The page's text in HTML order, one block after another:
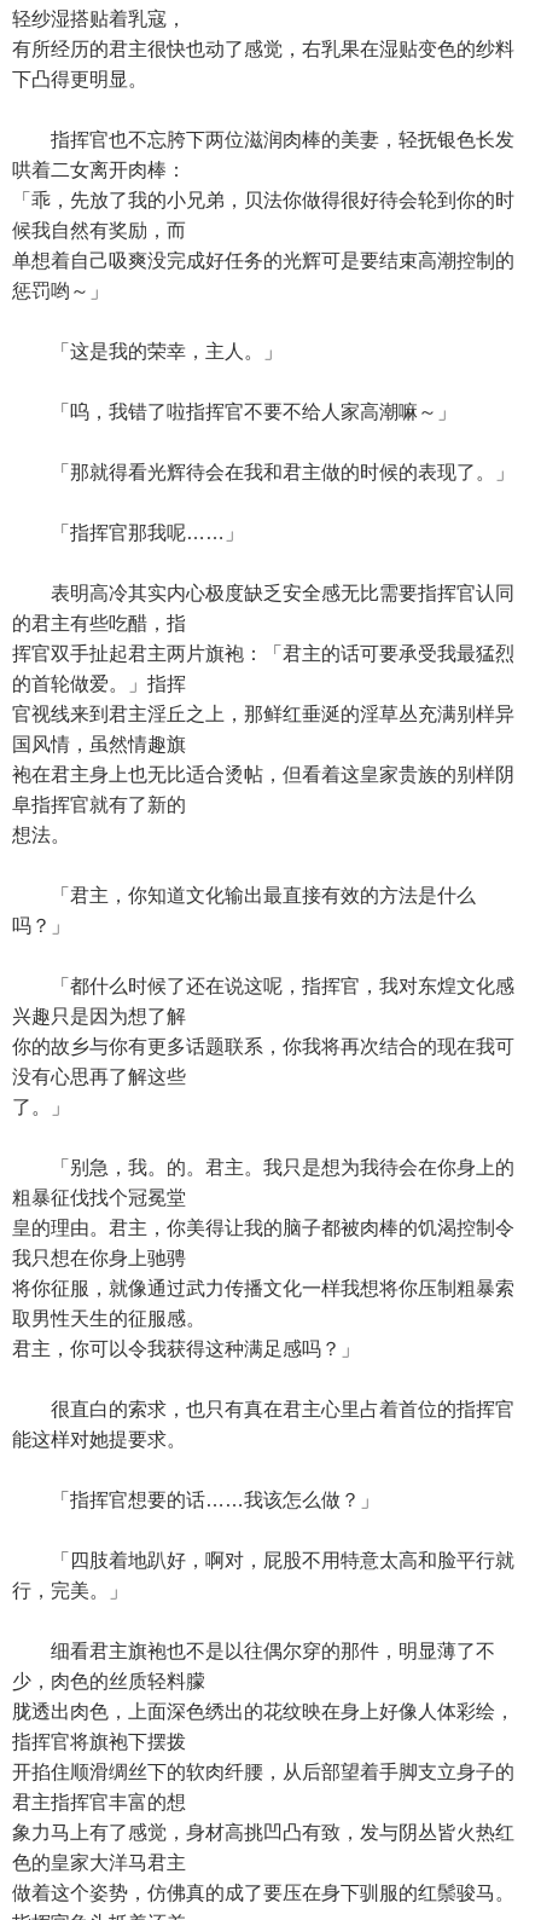
轻纱湿搭贴着乳寇，
有所经历的君主很快也动了感觉，右乳果在湿贴变色的纱料
下凸得更明显。
指挥官也不忘胯下两位滋润肉棒的美妻，轻抚银色长发
哄着二女离开肉棒：
「乖，先放了我的小兄弟，贝法你做得很好待会轮到你的时
候我自然有奖励，而
单想着自己吸爽没完成好任务的光辉可是要结束高潮控制的
惩罚哟～」
「这是我的荣幸，主人。」
「呜，我错了啦指挥官不要不给人家高潮嘛～」
「那就得看光辉待会在我和君主做的时候的表现了。」
「指挥官那我呢……」
表明高冷其实内心极度缺乏安全感无比需要指挥官认同
的君主有些吃醋，指
挥官双手扯起君主两片旗袍：「君主的话可要承受我最猛烈
的首轮做爱。」指挥
官视线来到君主淫丘之上，那鲜红垂涎的淫草丛充满别样异
国风情，虽然情趣旗
袍在君主身上也无比适合烫帖，但看着这皇家贵族的别样阴
阜指挥官就有了新的
想法。
「君主，你知道文化输出最直接有效的方法是什么
吗？」
「都什么时候了还在说这呢，指挥官，我对东煌文化感
兴趣只是因为想了解
你的故乡与你有更多话题联系，你我将再次结合的现在我可
没有心思再了解这些
了。」
「别急，我。的。君主。我只是想为我待会在你身上的
粗暴征伐找个冠冕堂
皇的理由。君主，你美得让我的脑子都被肉棒的饥渴控制令
我只想在你身上驰骋
将你征服，就像通过武力传播文化一样我想将你压制粗暴索
取男性天生的征服感。
君主，你可以令我获得这种满足感吗？」
很直白的索求，也只有真在君主心里占着首位的指挥官
能这样对她提要求。
「指挥官想要的话……我该怎么做？」
「四肢着地趴好，啊对，屁股不用特意太高和脸平行就
行，完美。」
细看君主旗袍也不是以往偶尔穿的那件，明显薄了不
少，肉色的丝质轻料朦
胧透出肉色，上面深色绣出的花纹映在身上好像人体彩绘，
指挥官将旗袍下摆拨
开掐住顺滑绸丝下的软肉纤腰，从后部望着手脚支立身子的
君主指挥官丰富的想
象力马上有了感觉，身材高挑凹凸有致，发与阴丛皆火热红
色的皇家大洋马君主
做着这个姿势，仿佛真的成了要压在身下驯服的红鬃骏马。